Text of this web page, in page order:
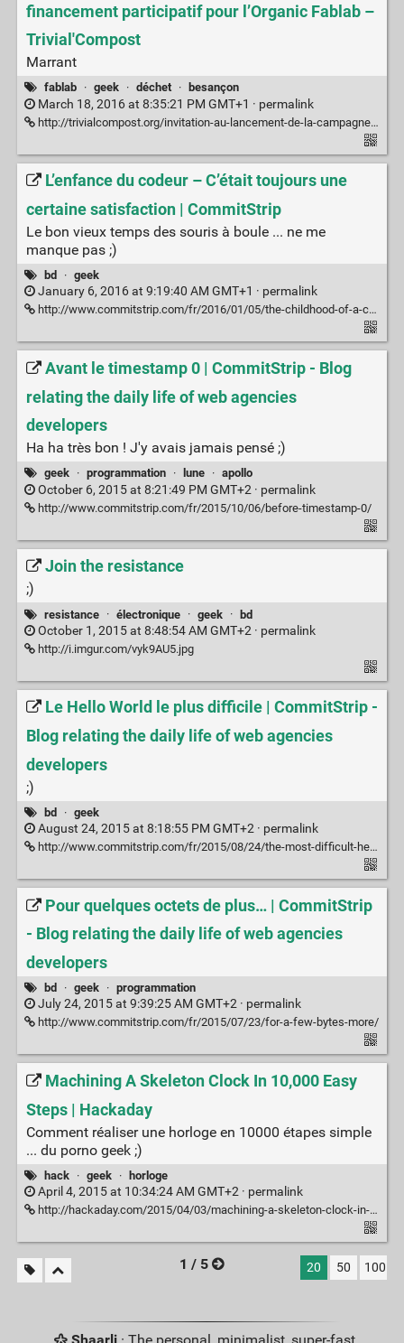
financement participatif pour l’Organic Fablab –
Trivial'Compost
Marrant
fablab · geek · déchet · besançon
March 18, 2016 at 8:35:21 PM GMT+1 · permalink
http://trivialcompost.org/invitation-au-lancement-de-la-campagne-de-financement-participatif-pour-lorganic-fablab/
L’enfance du codeur – C’était toujours une
certaine satisfaction | CommitStrip
Le bon vieux temps des souris à boule ... ne me
manque pas ;)
bd · geek
January 6, 2016 at 9:19:40 AM GMT+1 · permalink
http://www.commitstrip.com/fr/2016/01/05/the-childhood-of-a-coder-a-certain-sense-of-satisfaction/
Avant le timestamp 0 | CommitStrip - Blog
relating the daily life of web agencies
developers
Ha ha très bon ! J'y avais jamais pensé ;)
geek · programmation · lune · apollo
October 6, 2015 at 8:21:49 PM GMT+2 · permalink
http://www.commitstrip.com/fr/2015/10/06/before-timestamp-0/
Join the resistance
;)
resistance · électronique · geek · bd
October 1, 2015 at 8:48:54 AM GMT+2 · permalink
http://i.imgur.com/vyk9AU5.jpg
Le Hello World le plus difficile | CommitStrip -
Blog relating the daily life of web agencies
developers
;)
bd · geek
August 24, 2015 at 8:18:55 PM GMT+2 · permalink
http://www.commitstrip.com/fr/2015/08/24/the-most-difficult-hello-world-of-your-life/
Pour quelques octets de plus… | CommitStrip
- Blog relating the daily life of web agencies
developers
bd · geek · programmation
July 24, 2015 at 9:39:25 AM GMT+2 · permalink
http://www.commitstrip.com/fr/2015/07/23/for-a-few-bytes-more/
Machining A Skeleton Clock In 10,000 Easy
Steps | Hackaday
Comment réaliser une horloge en 10000 étapes simple
... du porno geek ;)
hack · geek · horloge
April 4, 2015 at 10:34:24 AM GMT+2 · permalink
http://hackaday.com/2015/04/03/machining-a-skeleton-clock-in-10000-easy-steps/
1 / 5 20 50 100